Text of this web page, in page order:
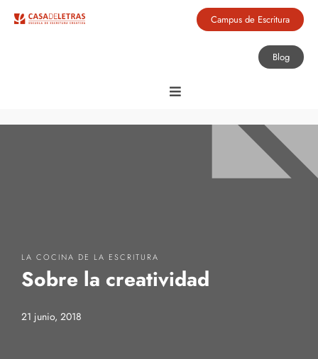
Campus de Escritura
Blog
LA COCINA DE LA ESCRITURA
Sobre la creatividad
21 junio, 2018